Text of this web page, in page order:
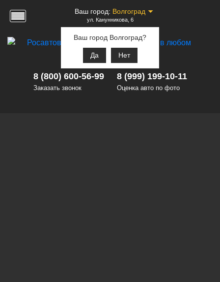
Ваш город: Волгоград
Ваш город Волгоград?
Да Нет
ул. Канунникова, 6
8 (800) 600-56-99
Заказать звонок
8 (999) 199-10-11
Оценка авто по фото